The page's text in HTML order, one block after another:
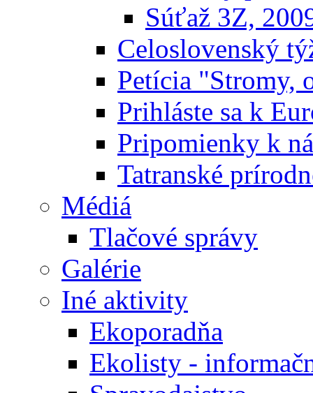
Súťaž 3Z,
Celoslovenský
Petícia "Stromy,
Prihláste sa k
Pripomienky k
Tatranské
Médiá
Tlačové správy
Galérie
Iné aktivity
Ekoporadňa
Ekolisty -